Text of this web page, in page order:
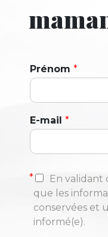
Prénom *
E-mail *
*
En validant
que les
conservées et
informé(e).